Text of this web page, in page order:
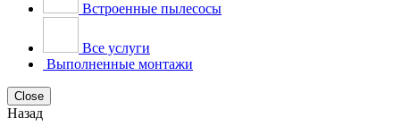
Встроенные пылесосы
Все услуги
Выполненные монтажи
Close
Назад